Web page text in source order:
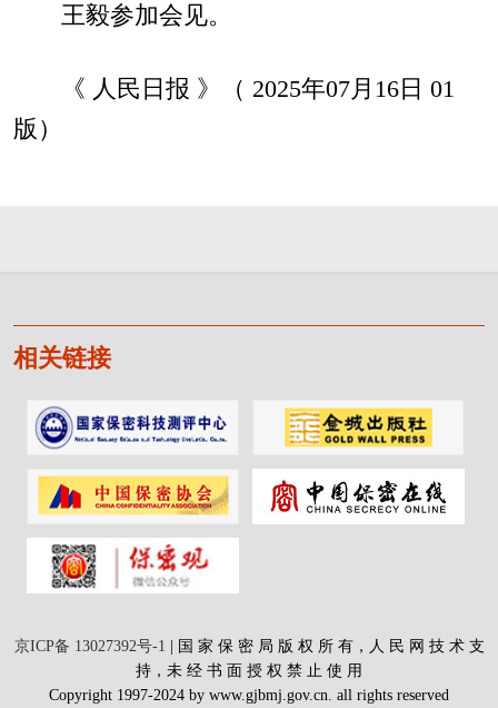
王毅参加会见。
《 人民日报 》（ 2025年07月16日 01
版）
相关链接
京ICP备 13027392号-1 | 国 家 保 密 局 版 权 所 有，人 民 网 技 术 支
持，未 经 书 面 授 权 禁 止 使 用
Copyright 1997-2024 by www.gjbmj.gov.cn. all rights reserved